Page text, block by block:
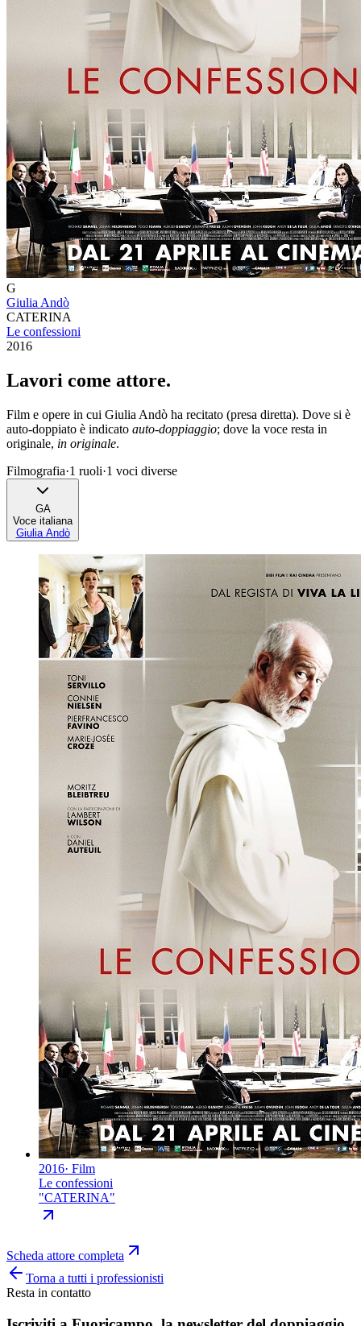
G
Giulia Andò
CATERINA
Le confessioni
2016
Lavori come attore.
Film e opere in cui Giulia Andò ha recitato (presa diretta). Dove si è
auto-doppiato è indicato auto-doppiaggio; dove la voce resta in
originale, in originale.
Filmografia·1 ruoli·1 voci diverse
GA
Voce italiana
Giulia Andò
2016· Film
Le confessioni
"CATERINA"
Scheda attore completa
Torna a tutti i professionisti
Resta in contatto